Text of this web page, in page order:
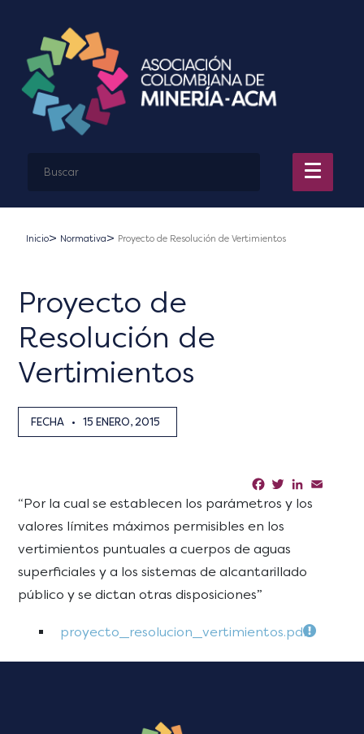
Inicio Normativa Proyecto de Resolución de Vertimientos
Proyecto de
Resolución de
Vertimientos
FECHA • 15 ENERO, 2015
Facebook
TwitterLinkedIn
“Por la cual se establecen los parámetros y los
valores límites máximos permisibles en los
vertimientos puntuales a cuerpos de aguas
superficiales y a los sistemas de alcantarillado
público y se dictan otras disposiciones”
proyecto_resolucion_vertimientos.pdf